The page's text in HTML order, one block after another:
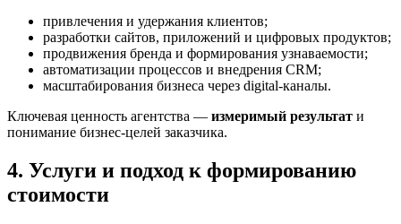
привлечения и удержания клиентов;
разработки сайтов, приложений и цифровых продуктов;
продвижения бренда и формирования узнаваемости;
автоматизации процессов и внедрения CRM;
масштабирования бизнеса через digital-каналы.
Ключевая ценность агентства — измеримый результат и
понимание бизнес-целей заказчика.
4. Услуги и подход к формированию
стоимости